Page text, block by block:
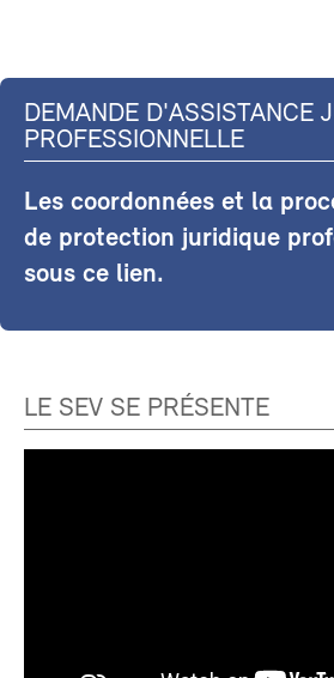
DEMANDE D'ASSISTANCE
PROFESSIONNELLE
Les coordonnées et la
de protection juridique
sous ce lien.
LE SEV SE PRÉSENTE